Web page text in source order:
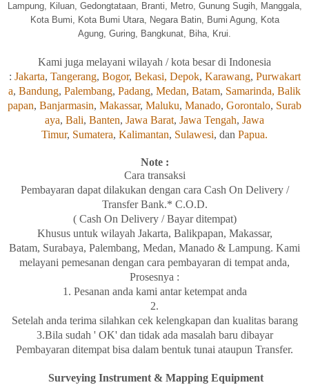
Lampung, Kiluan, Gedongtataan, Branti, Metro, Gunung Sugih, Manggala,
Kota Bumi, Kota Bumi Utara, Negara Batin, Bumi Agung, Kota
Agung, Guring, Bangkunat, Biha, Krui.
Kami juga melayani wilayah / kota besar di Indonesia
: Jakarta, Tangerang, Bogor, Bekasi, Depok, Karawang, Purwakart
a, Bandung, Palembang, Padang, Medan, Batam, Samarinda, Balik
papan, Banjarmasin, Makassar, Maluku, Manado, Gorontalo, Surab
aya, Bali, Banten, Jawa Barat, Jawa Tengah, Jawa
Timur, Sumatera, Kalimantan, Sulawesi, dan Papua.
Note :
Cara transaksi
Pembayaran dapat dilakukan dengan cara Cash On Delivery /
Transfer Bank.* C.O.D.
( Cash On Delivery / Bayar ditempat)
Khusus untuk wilayah Jakarta, Balikpapan, Makassar,
Batam, Surabaya, Palembang, Medan, Manado & Lampung. Kami
melayani pemesanan dengan cara pembayaran di tempat anda,
Prosesnya :
1. Pesanan anda kami antar ketempat anda
2.
Setelah anda terima silahkan cek kelengkapan dan kualitas barang
3.Bila sudah ' OK' dan tidak ada masalah baru dibayar
Pembayaran ditempat bisa dalam bentuk tunai ataupun Transfer.
Surveying Instrument & Mapping Equipment